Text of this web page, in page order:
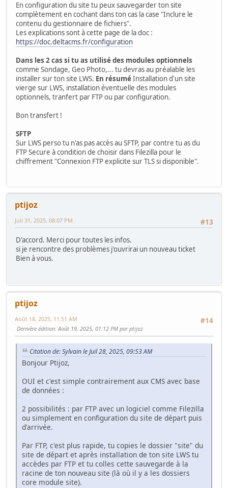
En configuration du site tu peux sauvegarder ton site
complètement en cochant dans ton cas la case "Inclure le
contenu du gestionnaire de fichiers".
Les explications sont à cette page de la doc :
https://doc.deltacms.fr/configuration
Dans les 2 cas si tu as utilisé des modules optionnels
comme Sondage, Geo Photo,... tu devras au préalable les
installer sur ton site LWS. En résuméInstallation d'un site
vierge sur LWS, installation éventuelle des modules
optionnels, tranfert par FTP ou par configuration.
Bon transfert !
SFTP
Sur LWS perso tu n'as pas accès au SFTP, par contre tu as du
FTP Secure à condition de choisir dans Filezilla pour le
chiffrement "Connexion FTP explicite sur TLS si disponible".
ptijoz
#13
Juil 31, 2025, 08:07 PM
D'accord. Merci pour toutes les infos.
si je rencontre des problèmes j'ouvrirai un nouveau ticket
Bien à vous.
ptijoz
#14
Août 18, 2025, 11:51 AM
Dernière édition: Août 19, 2025, 01:12 PM par ptijoz
Citation de: Sylvain le Juil 28, 2025, 09:53 AM
Bonjour Ptijoz,
OUI et c'est simple contrairement aux CMS avec base
de données :
2 possibilités : par FTP avec un logiciel comme Filezilla
ou simplement en configuration du site de départ puis
d'arrivée.
Par FTP, c'est plus rapide, tu copies le dossier "site" du
site de départ et après installation de ton site LWS tu
accèdes par FTP et tu colles cette sauvegarde à la
racine de ton nouveau site (là où il y a les dossiers
core module site).